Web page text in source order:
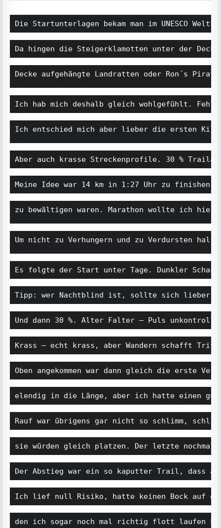
Die Startunterlagen bekam man im UNESCO
Da hingen die Steigerklamotten unter der
Ich hab mich deshalb gleich wohlgefühlt.
Aber auch krasse Streckenprofile. 30 %
Meine Idee war 14 km in 1:27 Uhr zu finishen
Es folgte der Start unter Tage. Dunkler
Tipp: wer Nachtblind ist, sollte sich lieber
Und dann 30 %. Alter Falter – Puls
Krass – echt krass, aber Wandern schafft
Oben angekommen war dann gleich die erste
elendig in die Länge, aber ich hatte einen
Rauf war übrigens gar nicht so schlimm,
sie würden gleich platzen. Der letzte
Der Abstieg war ein so kaputter Trail, dass
Ich lief null Risiko, hatte keinen Bock auf
den ich sogar noch mal richtig flott laufen